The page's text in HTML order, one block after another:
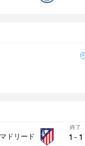
ドリード
終了
1 - 1